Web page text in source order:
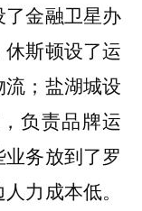
金融卫星办
斯顿设了运
；盐湖城设
负责品牌运
务放到了罗
力成本低。